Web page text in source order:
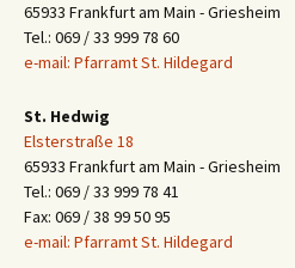
65933 Frankfurt am Main - Griesheim
Tel.: 069 / 33 999 78 60
e-mail: Pfarramt St. Hildegard
St. Hedwig
Elsterstraße 18
65933 Frankfurt am Main - Griesheim
Tel.: 069 / 33 999 78 41
Fax: 069 / 38 99 50 95
e-mail: Pfarramt St. Hildegard